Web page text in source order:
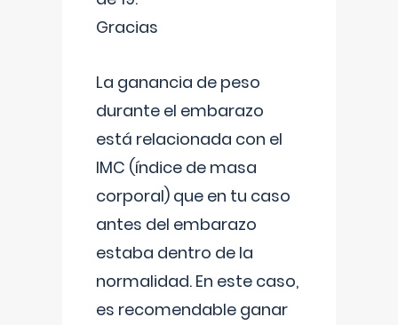
Gracias
La ganancia de peso
durante el embarazo
está relacionada con el
IMC (índice de masa
corporal) que en tu caso
antes del embarazo
estaba dentro de la
normalidad. En este caso,
es recomendable ganar